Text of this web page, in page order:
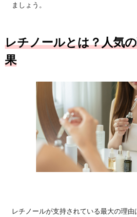
ましょう。
レチノールとは？人気
果
レチノールが支持されている最大の理